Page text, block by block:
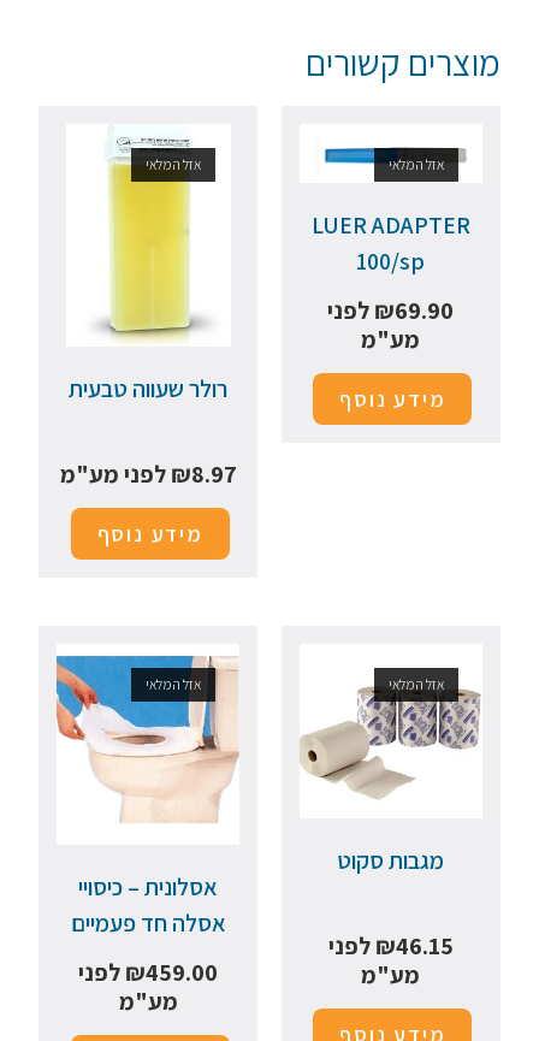
מוצרים קשורים
אזל המלאי
LUER ADAPTER
100/sp
₪69.90
לפני
מע"מ
מידע נוסף
אזל המלאי
רולר שעווה טבעית
₪8.97 לפני מע"מ
מידע נוסף
אזל המלאי
מגבות סקוט
₪46.15
לפני
מע"מ
מידע נוסף
אזל המלאי
אסלונית – כיסויי
אסלה חד פעמיים
₪459.00
לפני
מע"מ